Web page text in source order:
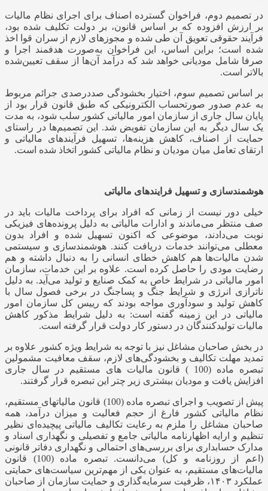
در تصمیم دوم، فراخوان گسترده اصناف برای اجرای نظام مالیات
بر ارزش افزوده که بر اساس قانون، بر دولت تکلیف شده بود،
فرآیند حقوقی تعویق آن طی شده و مجوزهای لازم از سران قوا اخذ
شده است؛ براین اساس، این فراخوان به‌صورت هدفمند اجرا و
صرفا شامل مودیانی خواهد شد که درآمد آن‌ها از سقف تعیین‌شده
بالاتر است.
بر اساس تصمیم سوم، اختیار بخشودگی صددرصدی جرائم مربوط
به عدم صدور صورتحساب الکترونیکی که طبق قانون قرار بود از
پایان سال جاری از سازمان امور مالیاتی کشور سلب شود، به مدت
یک سال دیگر به این سازمان تفویض شد. این تصمیم‌ها در راستای
حمایت از اصناف، کاهش هزینه‌ها، تسهیل فرآیندهای مالیاتی و
ارتقای تعامل میان مودیان و نظام مالیاتی کشور اتخاذ شده است.
هوشمندسازی و تسهیل فرایندهای مالیاتی
خیلی دور نیست از زمانی که افراد برای پرداخت مالیات باید در
صف منتظر می‌ماندند و ادارات مالیاتی به دلیل پرونده‌های فیزیکی
نوبت می‌دادند، موضوعی که اکنون تسهیل شده و افراد بدون
معطلی می‌توانند خدمات دریافت کنند. هوشمندسازی و سیستمی
شدن مالیات‌ها هم کاهش خطای انسانی را به دنبال داشته و هم
رضایت مودی را حاصل کرده است. علاوه بر این خدمات، سازمان
امور مالیاتی در شرایط خاص به کمک صنایع و تولید می‌آید. به دلیل
ناترازی انرژی و شرایط جنگ و پسا‌جنگ در برخی فصول سال با
کاهش تولید و سودآوری مواجه بودند که رییس کل سازمان امور
مالیاتی در این زمینه گفته است: به دلیل شرایط مذکور کاهش
مالیات تولیدکنندگان در دستور کار دولت قرار گرفته است.
در بخش صاحبان مشاغل نیز با توجه به شرایط ویژه کشور علاوه بر
تمدید مهلت تکالیف و بخشودگی‌های لازم، سقف معافیت مشمولین
تبصره ماده (100 ) قانون مالیات های مستقیم در سال جاری
افزایش یافت و مودیان بیشتری زیر چتر این تبصره قرار گرفتند.
پیش از تصویب و اجرای تبصره ماده (100) قانون مالیات‏های مستقیم،
نظام مالیاتی کشور فارغ از حجم فعالیت و میزان درآمد، همه
صاحبان مشاغل را ملزم به رعایت تکالیف مالیاتی پیچیده‏‌ای نظیر
تنظیم و ارایه اظهارنامه مالیاتی جامع و تفصیلی و نگهداری اسناد و
مدارک حسابداری برای بررسی‌‏های احتمالی و نگهداری دفاتر قانونی
(اعم از روزنامه و کل) می‏‌دانست. تبصره ماده (100) قانون
مالیات‏‌های مستقیم، به عنوان یکی از مهم‏‌ترین سیاست‏‌های حمایتی
عملکرد ۱۴۰۳، ظرفیت سرمایه‌‏گذاری و حمایت سازمان از صاحبان